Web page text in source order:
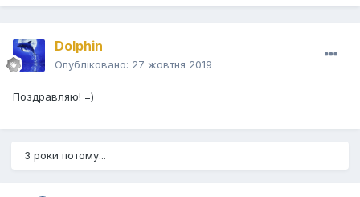
Dolphin
Опубліковано: 27 жовтня 2019
Поздравляю! =)
3 роки потому...